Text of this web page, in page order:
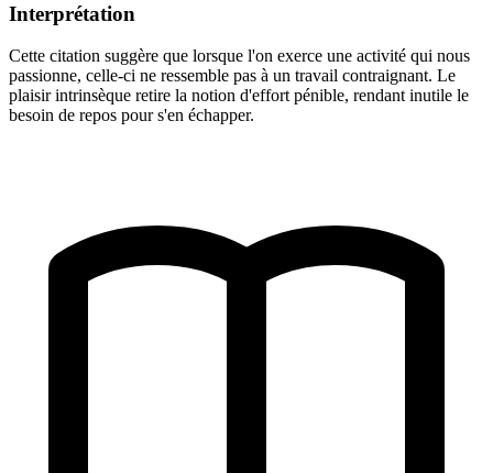
Interprétation
Cette citation suggère que lorsque l'on exerce une activité qui nous
passionne, celle-ci ne ressemble pas à un travail contraignant. Le
plaisir intrinsèque retire la notion d'effort pénible, rendant inutile le
besoin de repos pour s'en échapper.